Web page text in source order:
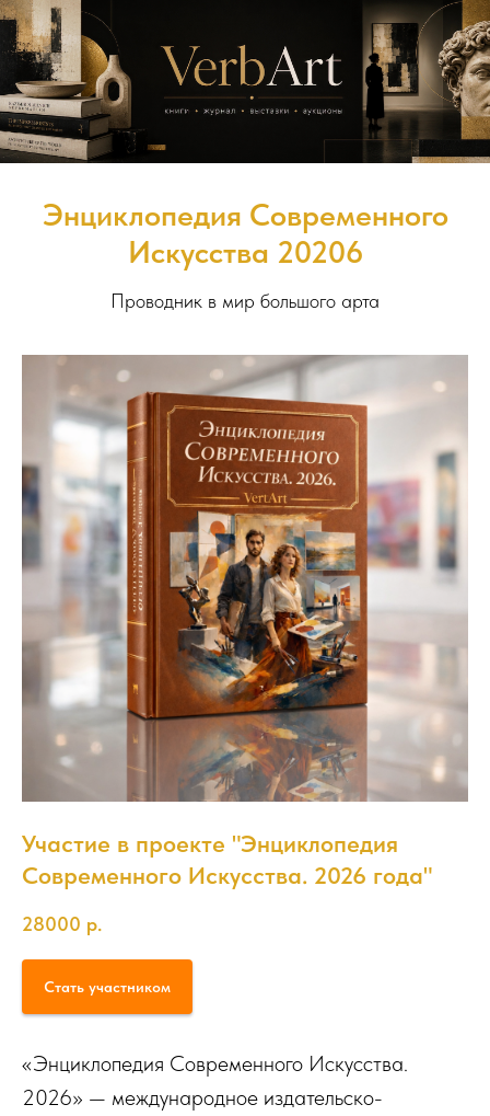
Энциклопедия Современного
Искусства 20206
Проводник в мир большого арта
Участие в проекте "Энциклопедия
Современного Искусства. 2026 года"
28000 р.
Стать участником
«Энциклопедия Современного Искусства.
2026» — международное издательско-